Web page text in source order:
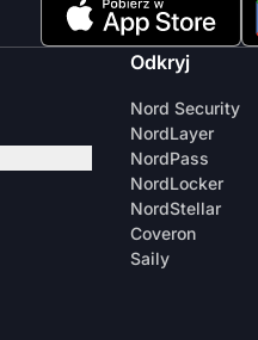
Odkryj
Nord Security
NordLayer
NordPass
NordLocker
NordStellar
Coveron
Saily